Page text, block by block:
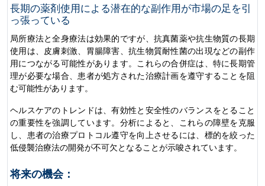
長期の薬剤使用による潜在的な副作用が市場の足を引
っ張っている
局所療法と全身療法は効果的ですが、抗真菌薬や抗生物質の長期
使用は、皮膚刺激、胃腸障害、抗生物質耐性菌の出現などの副作
用につながる可能性があります。これらの合併症は、特に長期管
理が必要な場合、患者が処方された治療計画を遵守することを阻
む可能性があります。
ヘルスケアのトレンドは、有効性と安全性のバランスをとること
の重要性を強調しています。分析によると、これらの障壁を克服
し、患者の治療プロトコル遵守を向上させるには、標的を絞った
低侵襲治療法の開発が不可欠となることが示唆されています。
将来の機会：